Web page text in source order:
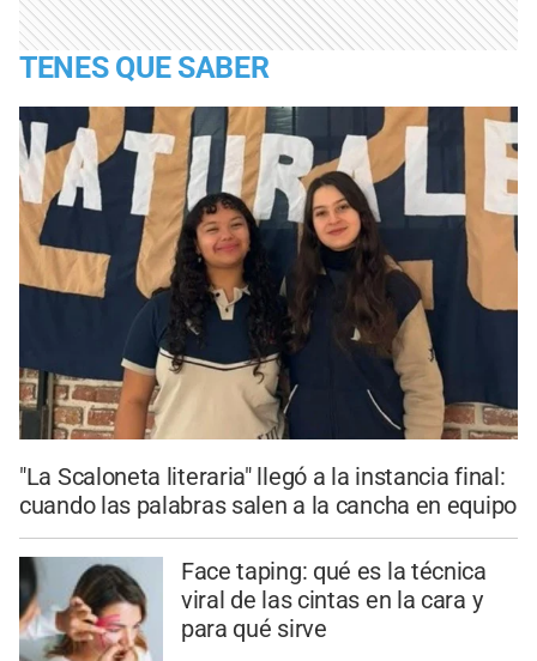
TENES QUE SABER
"La Scaloneta literaria" llegó a la instancia final:
cuando las palabras salen a la cancha en equipo
Face taping: qué es la técnica
viral de las cintas en la cara y
para qué sirve